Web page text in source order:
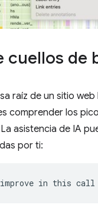
cuellos de
raíz de un sitio
comprender los
asistencia de IA
por ti:
in this call